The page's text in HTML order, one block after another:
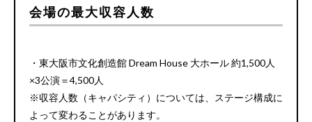
会場の最大収容人数
・東大阪市文化創造館 Dream House 大ホール 約1,500人
×3公演＝4,500人
※収容人数（キャパシティ）については、ステージ構成に
よって変わることがあります。